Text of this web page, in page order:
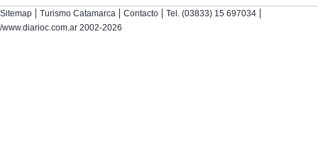
Sitemap | Turismo Catamarca | Contacto | Tel. (03833) 15 697034 |
/www.diarioc.com.ar 2002-2026